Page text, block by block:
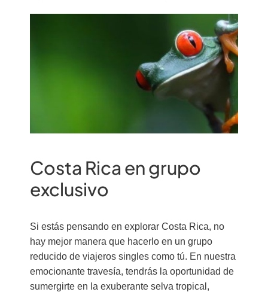
Costa Rica en grupo
exclusivo
Si estás pensando en explorar Costa Rica, no
hay mejor manera que hacerlo en un grupo
reducido de viajeros singles como tú. En nuestra
emocionante travesía, tendrás la oportunidad de
sumergirte en la exuberante selva tropical,